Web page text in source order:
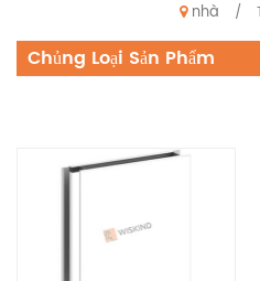
nhà /
Chủng Loại Sản Phẩm